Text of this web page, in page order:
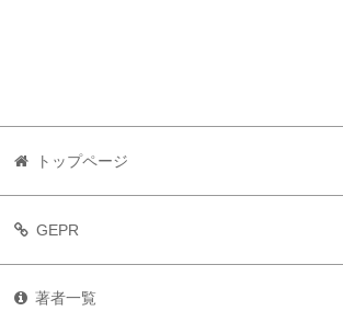
トップページ
GEPR
著者一覧